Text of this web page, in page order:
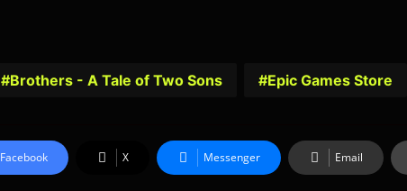
Brothers - A Tale of Two Sons Epic Games Store
Facebook X Messenger Email